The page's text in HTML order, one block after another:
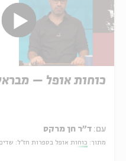
כוחות אופל –
עם: ד"ר חן מרקס
מתוך: כוחות אופל בספרות חז"ל: